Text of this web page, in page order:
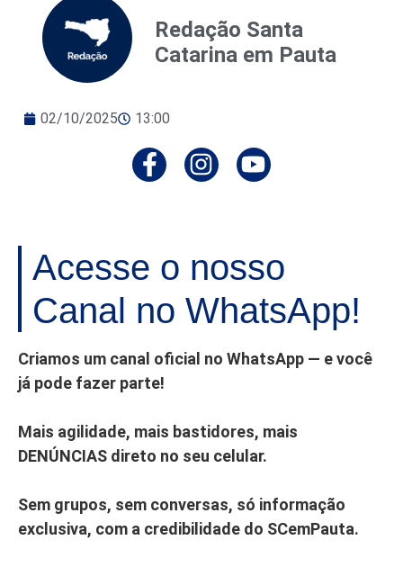
Redação Santa
Catarina em Pauta
02/10/2025 13:00
Acesse o nosso
Canal no WhatsApp!
Criamos um canal oficial no WhatsApp — e você
já pode fazer parte!
Mais agilidade, mais bastidores, mais
DENÚNCIAS direto no seu celular.
Sem grupos, sem conversas, só informação
exclusiva, com a credibilidade do SCemPauta.